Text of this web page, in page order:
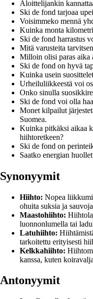
Aloittelijankin
Ski de fond tarjoaa
Voisimmeko mennä
Kuinka monta
Ski de fond harrastus
Mitä varusteita
Milloin olisi paras aika
Ski de fond on hyvä
Kuinka usein
Urheiluliikkeestä voi
Onko sinulla
Ski de fond voi olla
Monet kilpailut
Suomea.
Kuinka pitkäksi aikaa
hiihtoretkeen?
Ski de fond on
Saatko energian
Synonyymit
Hiihto: Nopea
ohuita suksia ja
Maastohiihto:
luonnonlumella tai
Latuhiihto:
tarkoitettu erityisesti
Kelkkahiihto:
kanssa, kuten
Antonyymit